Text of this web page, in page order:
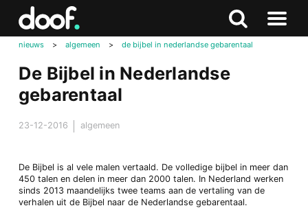
Zoeken
Naar
nieuws > algemeen > de bijbel in nederlandse gebarentaal
De Bijbel in Nederlandse
gebarentaal
23-12-2016 algemeen
De Bijbel is al vele malen vertaald. De volledige bijbel in meer dan
450 talen en delen in meer dan 2000 talen. In Nederland werken
sinds 2013 maandelijks twee teams aan de vertaling van de
verhalen uit de Bijbel naar de Nederlandse gebarentaal.
Doof.nl
Zoeken